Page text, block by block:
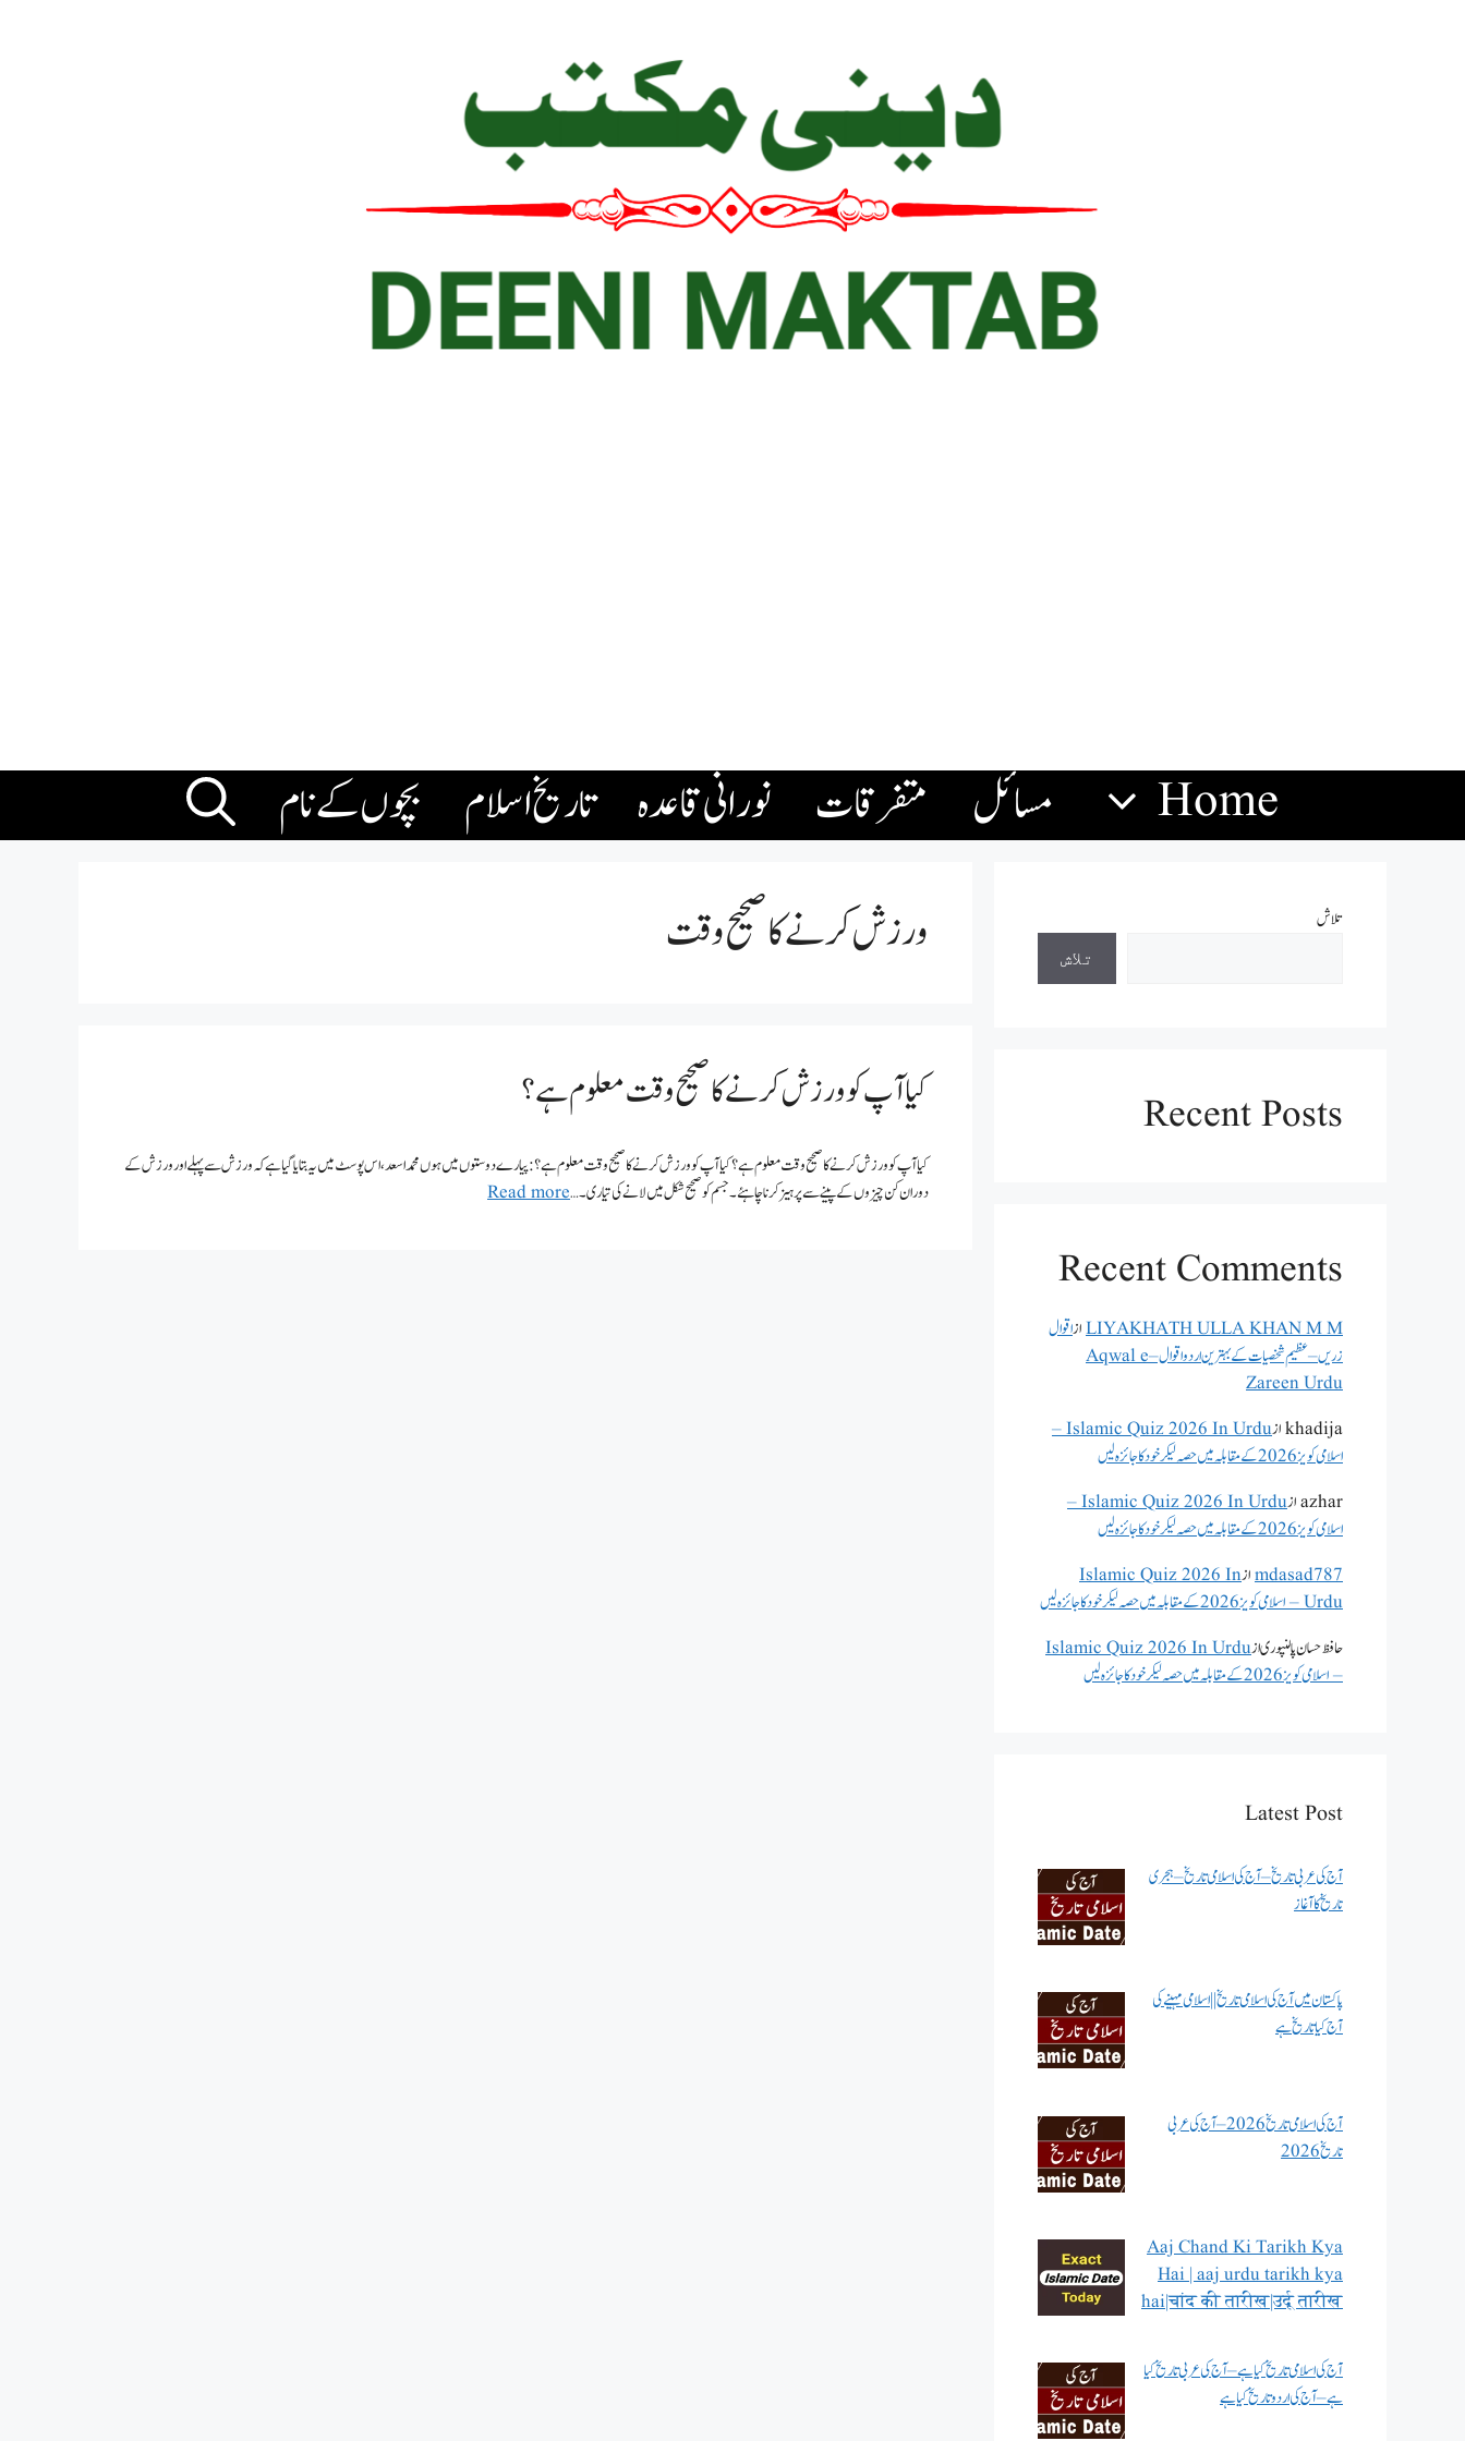
Home مسائل متفرقات نورانی قاعدہ تاریخ اسلام بچوں کے نام
ورزش کرنے کا صحیح وقت
کیا آپ کو ورزش کرنے کا صحیح وقت معلوم ہے؟
کیا آپ کو ورزش کرنے کا صحیح وقت معلوم ہے؟ کیا آپ کو ورزش کرنے کا صحیح وقت معلوم ہے؟:پیارے دوستوں میں ہوں محمد اسعد، اس پوسٹ میں یہ بتایا گیا ہے کہ ورزش سےپہلے اور ورزش کے
دوران کن چیزوں کے پینے سے پرہیز کرنا چاہئے۔ جسم کو صحیح شکل میں لانے کی تیاری۔ …Read more
تلاش
تلاش
Recent Posts
Recent Comments
LIYAKHATH ULLA KHAN M Mازاقوال
زریں – عظیم شخصیات کے بہترین اردو اقوال – Aqwal e
Zareen Urdu
khadijaاز
Islamic Quiz 2026 In Urdu –
اسلامی کویز 2026 کے مقابلہ میں حصہ لیکر خود کا جائزہ لیں
azharاز
Islamic Quiz 2026 In Urdu –
اسلامی کویز 2026 کے مقابلہ میں حصہ لیکر خود کا جائزہ لیں
mdasad787ازIslamic Quiz 2026 In
Urdu – اسلامی کویز 2026 کے مقابلہ میں حصہ لیکر خود کا جائزہ لیں
حافظ حسان پالنپوریازIslamic Quiz 2026 In Urdu
– اسلامی کویز 2026 کے مقابلہ میں حصہ لیکر خود کا جائزہ لیں
Latest Post
آج کی عربی تاریخ – آج کی اسلامی تاریخ – ہجری
تاریخ کا آغاز
پاکستان میں آج کی اسلامی تاریخ || اسلامی مہینے کی
آج کیا تاریخ ہے
آج کی اسلامی تاریخ 2026 – آج کی عربی
تاریخ 2026
Aaj Chand Ki Tarikh Kya
Hai | aaj urdu tarikh kya
hai|चांद की तारीख|उर्दू तारीख
آج کی اسلامی تاریخ کیا ہے – آج کی عربی تاریخ کیا
ہے – آج کی اردو تاریخ کیا ہے